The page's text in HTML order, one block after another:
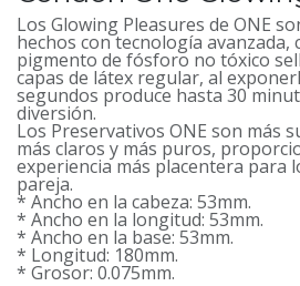
Los Glowing Pleasures de ONE
hechos con tecnología avanzada,
pigmento de fósforo no tóxico
capas de látex regular, al
segundos produce hasta 30
diversión.
Los Preservativos ONE son más
más claros y más puros,
experiencia más placentera para
pareja.
* Ancho en la cabeza: 53mm.
* Ancho en la longitud: 53mm.
* Ancho en la base: 53mm.
* Longitud: 180mm.
* Grosor: 0.075mm.